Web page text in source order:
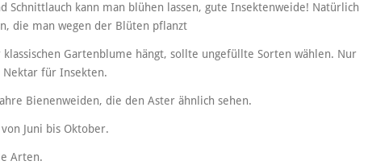
Schnittlauch kann man blühen lassen, gute Insektenweide! Natürlich
die man wegen der Blüten pflanzt
klassischen Gartenblume hängt, sollte ungefüllte Sorten wählen. Nur
für Insekten.
Bienenweiden, die den Aster ähnlich sehen.
Juni bis Oktober.
Arten.